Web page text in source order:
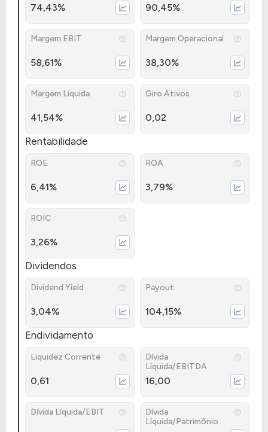
74,43% 90,45%
Margem EBIT
58,61%
Margem Operacional
38,30%
Margem Líquida
41,54%
Giro Ativos
0,02
Rentabilidade
ROE
6,41%
ROA
3,79%
ROIC
3,26%
Dividendos
Dividend Yield
3,04%
Payout
104,15%
Endividamento
Liquidez Corrente
0,61
Dívida
Líquida/EBITDA
16,00
Dívida Líquida/EBIT
Dívida
Líquida/Patrimônio